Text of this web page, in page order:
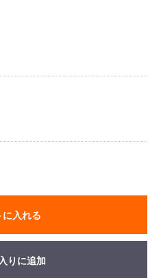
に入れる
りに追加